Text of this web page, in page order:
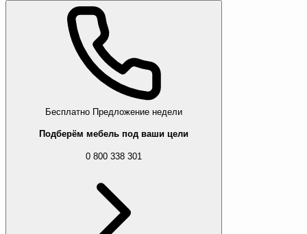
Бесплатно Предложение недели
Подберём мебель под ваши цели
0 800 338 301